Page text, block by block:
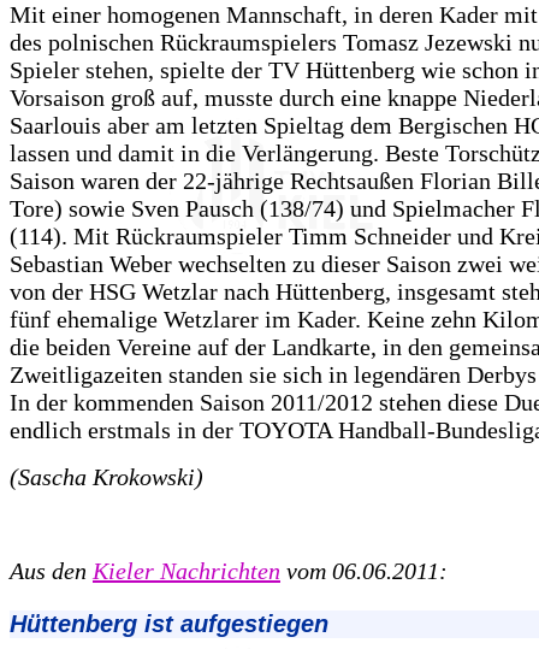
Mit einer homogenen Mannschaft, in deren Kader
des polnischen Rückraumspielers Tomasz Jezewski
Spieler stehen, spielte der TV Hüttenberg wie schon
Vorsaison groß auf, musste durch eine knappe
Saarlouis aber am letzten Spieltag dem Bergischen
lassen und damit in die Verlängerung. Beste
Saison waren der 22-jährige Rechtsaußen Florian
Tore) sowie Sven Pausch (138/74) und Spielmacher
(114). Mit Rückraumspieler Timm Schneider und
Sebastian Weber wechselten zu dieser Saison zwei
von der HSG Wetzlar nach Hüttenberg, insgesamt
fünf ehemalige Wetzlarer im Kader. Keine zehn
die beiden Vereine auf der Landkarte, in den
Zweitligazeiten standen sie sich in legendären Derbys
In der kommenden Saison 2011/2012 stehen diese
endlich erstmals in der TOYOTA Handball-
(Sascha Krokowski)
Aus den Kieler Nachrichten vom 06.06.2011:
Hüttenberg ist aufgestiegen